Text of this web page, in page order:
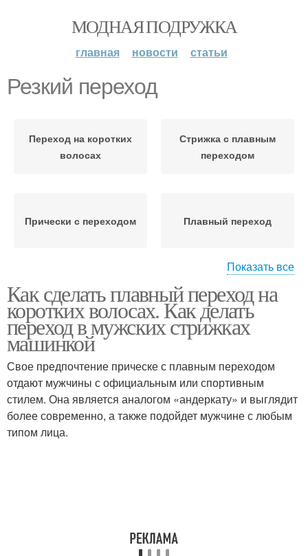
МОДНАЯ ПОДРУЖКА
главная новости статьи
Резкий переход
Переход на коротких
волосах
Стрижка с плавным
переходом
Прически с переходом Плавный переход
Переход с нуля Дымчатый переход
Бархатный переход Переход на висках
Переход в мужской
Показать все
Как сделать плавный переход на
коротких волосах. Как делать
переход в мужских стрижках
машинкой
Свое предпочтение прическе с плавным переходом
отдают мужчины с официальным или спортивным
стилем. Она является аналогом «андеркату» и выглядит
более современно, а также подойдет мужчине с любым
типом лица.